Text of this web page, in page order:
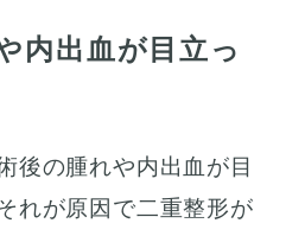
内出血が目立っ
後の腫れや内出血が目
れが原因で二重整形が